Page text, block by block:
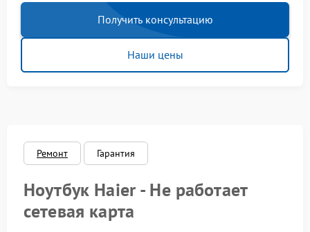
Получить консультацию
Наши цены
Ремонт Гарантия
Ноутбук Haier - Не работает
сетевая карта